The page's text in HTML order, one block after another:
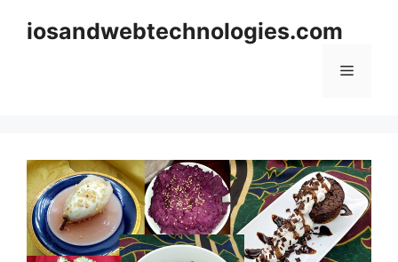
iosandwebtechnologies.com
Menu